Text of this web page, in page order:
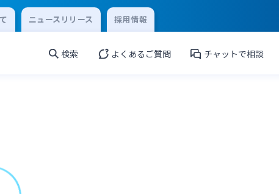
ニュースリリース 採用情報
検索 よくあるご質問 チャットで相談